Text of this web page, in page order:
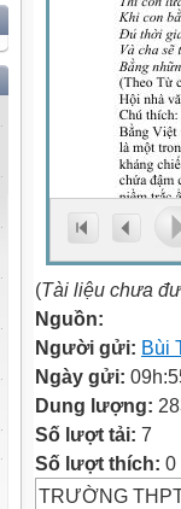
(Tài liệu chưa
Nguồn:
Người gửi: Bùi
Ngày gửi:
Dung lượng:
Số lượt tải: 7
Số lượt thích: 0
TRƯỜNG